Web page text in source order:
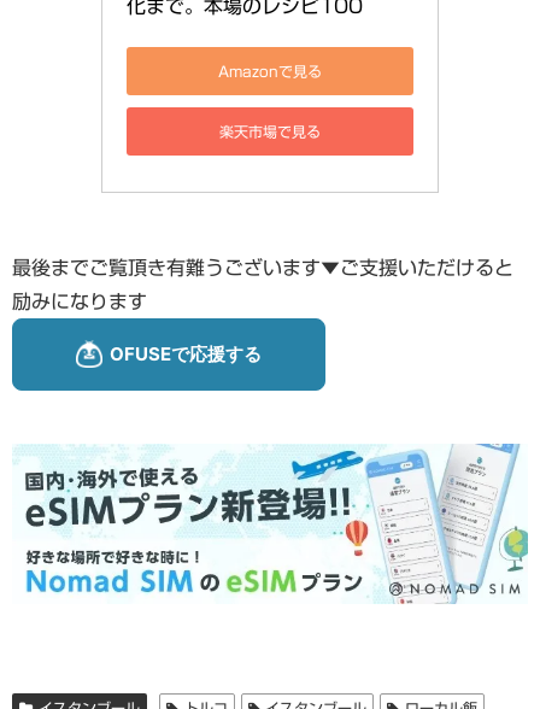
化まで。本場のレシピ100
Amazonで見る
楽天市場で見る
最後までご覧頂き有難うございます▼ご支援いただけると
励みになります